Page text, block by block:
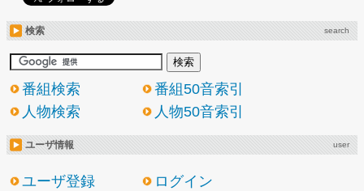
検索 search
番組検索
番組50音索引
人物検索
人物50音索引
ユーザ情報 user
ユーザ登録 ログイン